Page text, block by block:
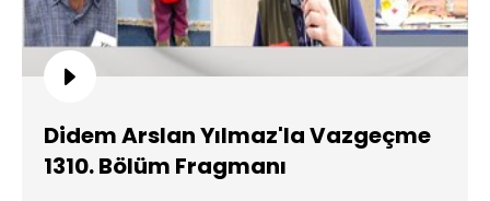
Didem Arslan Yılmaz'la Vazgeçme
1310. Bölüm Fragmanı